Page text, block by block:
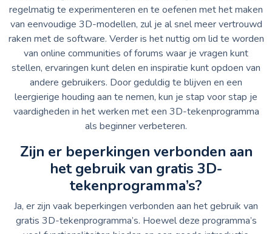
regelmatig te experimenteren en te oefenen met het maken
van eenvoudige 3D-modellen, zul je al snel meer vertrouwd
raken met de software. Verder is het nuttig om lid te worden
van online communities of forums waar je vragen kunt
stellen, ervaringen kunt delen en inspiratie kunt opdoen van
andere gebruikers. Door geduldig te blijven en een
leergierige houding aan te nemen, kun je stap voor stap je
vaardigheden in het werken met een 3D-tekenprogramma
als beginner verbeteren.
Zijn er beperkingen verbonden aan
het gebruik van gratis 3D-
tekenprogramma’s?
Ja, er zijn vaak beperkingen verbonden aan het gebruik van
gratis 3D-tekenprogramma’s. Hoewel deze programma’s